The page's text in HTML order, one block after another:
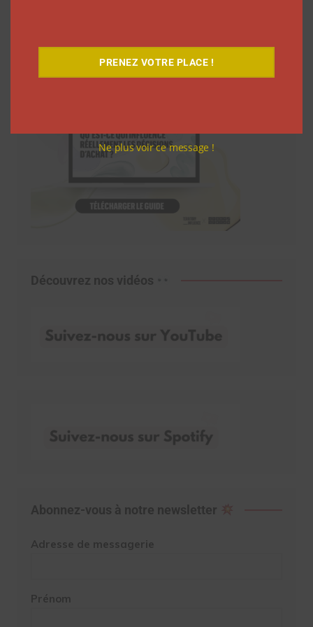
Découvrez nos vidéos
Abonnez-vous à notre newsletter
Adresse de messagerie
Prénom
PRENEZ VOTRE PLACE !
Ne plus voir ce message !